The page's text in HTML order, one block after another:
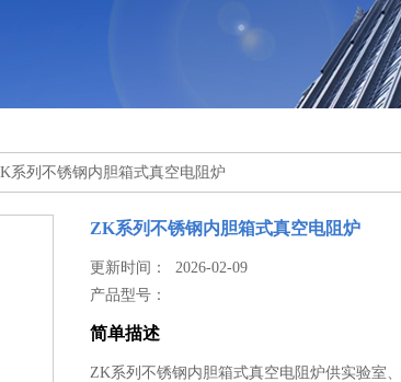
系列不锈钢内胆箱式真空电阻炉
ZK系列不锈钢内胆箱式真空电阻炉
更新时间： 2026-02-09
产品型号：
简单描述
ZK系列不锈钢内胆箱式真空电阻炉供实验室